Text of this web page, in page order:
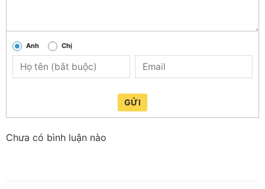
Anh Chị
GỬI
Chưa có bình luận nào